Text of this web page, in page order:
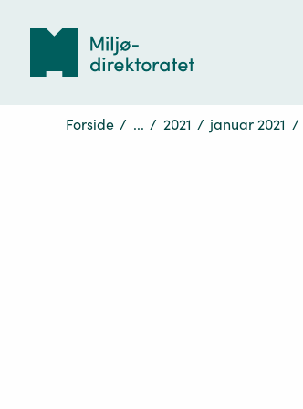
Forside / ... / 2021 / januar 2021 /